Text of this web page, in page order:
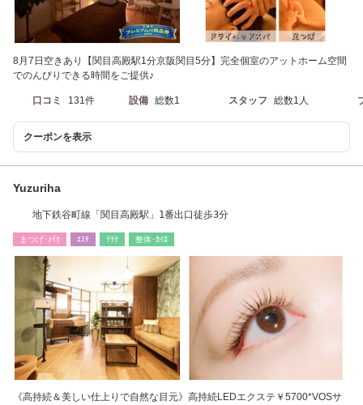
8月7日空きあり【関目高殿駅1分京阪関目5分】完全個室のアットホーム空間
でのんびりできる時間をご提供♪
口コミ 131件 設備 総数1 スタッフ 総数1人
クーポンを表示
Yuzuriha
地下鉄谷町線「関目高殿駅」1番出口徒歩3分
まつげ･ﾒｲｸ ｴｽﾃ ﾘﾗｸ 整体･ｶｲﾛ
《高持続＆美しい仕上りで自然な目元》高持続LEDエクステ￥5700*VOSサ